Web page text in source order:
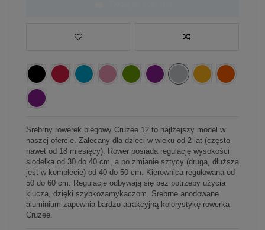
Srebrny rowerek biegowy Cruzee 12 to najlżejszy model w
naszej ofercie. Zalecany dla dzieci w wieku od 2 lat (często
nawet od 18 miesięcy). Rower posiada regulację wysokości
siodełka od 30 do 40 cm, a po zmianie sztycy (druga, dłuższa
jest w komplecie) od 40 do 50 cm. Kierownica regulowana od
50 do 60 cm. Regulacje odbywają się bez potrzeby użycia
klucza, dzięki szybkozamykaczom. Srebrne anodowane
aluminium zapewnia bardzo atrakcyjną kolorystykę rowerka
Cruzee.